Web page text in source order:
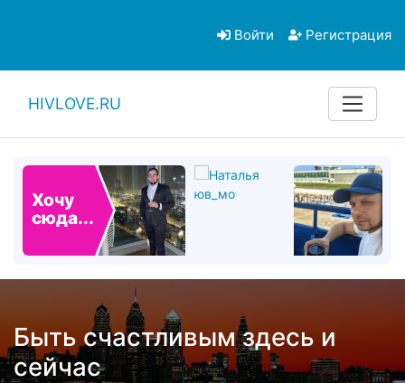
Войти Регистрация
HIVLOVE.RU
Хочу
сюда...
Быть счастливым здесь и
сейчас